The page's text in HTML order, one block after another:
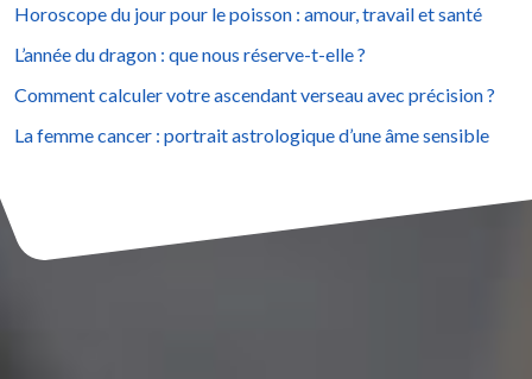
Horoscope du jour pour le poisson : amour, travail et santé
L’année du dragon : que nous réserve-t-elle ?
Comment calculer votre ascendant verseau avec précision ?
La femme cancer : portrait astrologique d’une âme sensible